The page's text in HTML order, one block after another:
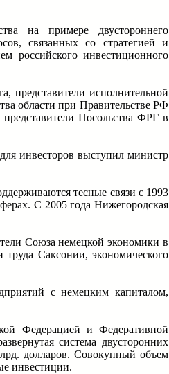
на примере двустороннего
связанных со стратегией и
российского инвестиционного
представители исполнительной
области при Правительстве РФ
Посольства ФРГ в
инвесторов выступил министр
тесные связи с 1993
С 2005 года Нижегородская
Союза немецкой экономики в
Саксонии, экономического
с немецким капиталом,
Федерацией и Федеративной
система двусторонних
долларов. Совокупный объем
инвестиции.